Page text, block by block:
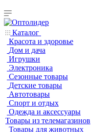
Каталог
Красота и здоровье
Дом и дача
Игрушки
Электроника
Сезонные товары
Детские товары
Автотовары
Спорт и отдых
Одежда и аксессуары
Товары из телемагазинов
Товары для животных